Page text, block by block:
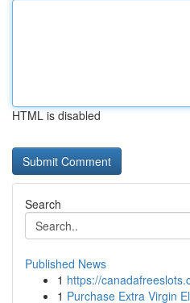
HTML is disabled
Search
Published News
1 https://
1 Purchase Extra Virgin